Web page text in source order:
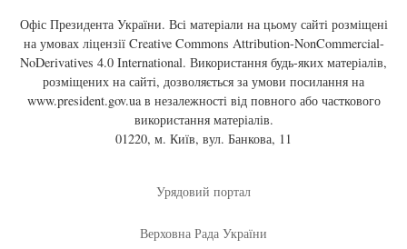
Офіс Президента України. Всі матеріали на цьому сайті розміщені
на умовах ліцензії Creative Commons Attribution-NonCommercial-
NoDerivatives 4.0 International. Використання будь-яких матеріалів,
розміщених на сайті, дозволяється за умови посилання на
www.president.gov.uaв незалежності від повного або часткового
використання матеріалів.
01220, м. Київ, вул. Банкова, 11
Урядовий портал
Верховна Рада України